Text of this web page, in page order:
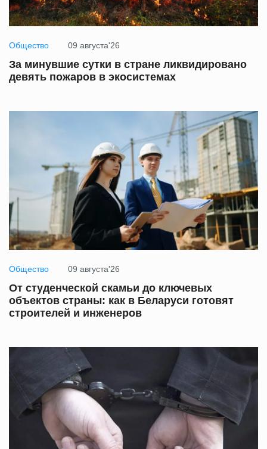
Общество 09 августа'26
За минувшие сутки в стране ликвидировано
девять пожаров в экосистемах
Общество 09 августа'26
От студенческой скамьи до ключевых
объектов страны: как в Беларуси готовят
строителей и инженеров